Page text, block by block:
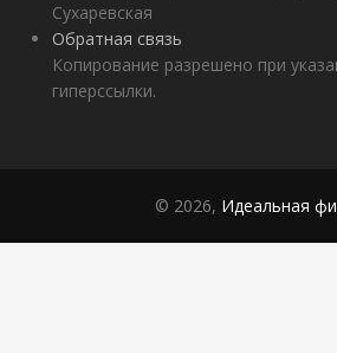
Сухаревская
Обратная связь
Копирование разрешено при
гиперссылки.
© 2026, Идеальная